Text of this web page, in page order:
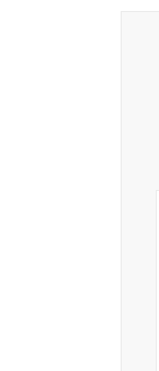
부
빅
이
나